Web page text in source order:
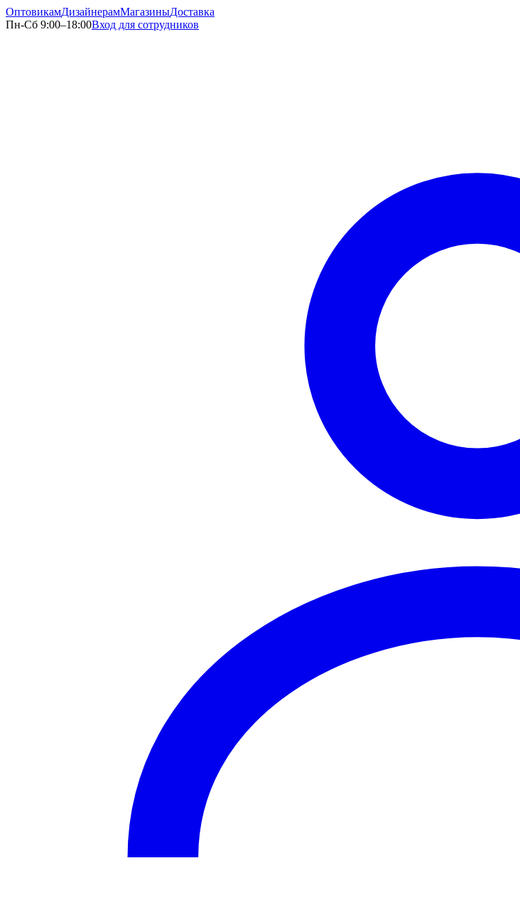
ОптовикамДизайнерамМагазиныДоставка
Пн-Сб 9:00–18:00Вход для сотрудников